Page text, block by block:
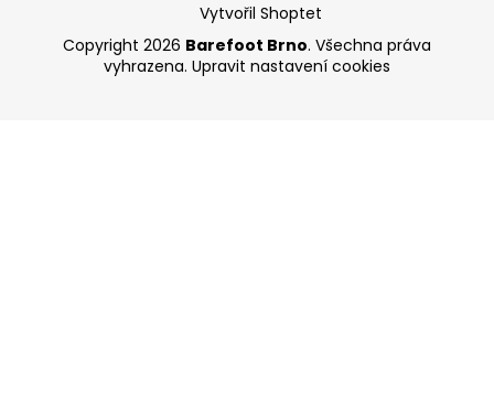
Vytvořil Shoptet
Copyright 2026 Barefoot Brno. Všechna práva
vyhrazena. Upravit nastavení cookies